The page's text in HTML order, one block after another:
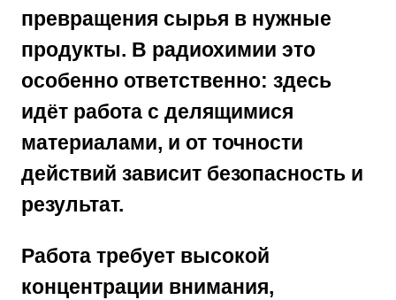
превращения сырья в нужные
продукты. В радиохимии это
особенно ответственно: здесь
идёт работа с делящимися
материалами, и от точности
действий зависит безопасность и
результат.
Работа требует высокой
концентрации внимания,